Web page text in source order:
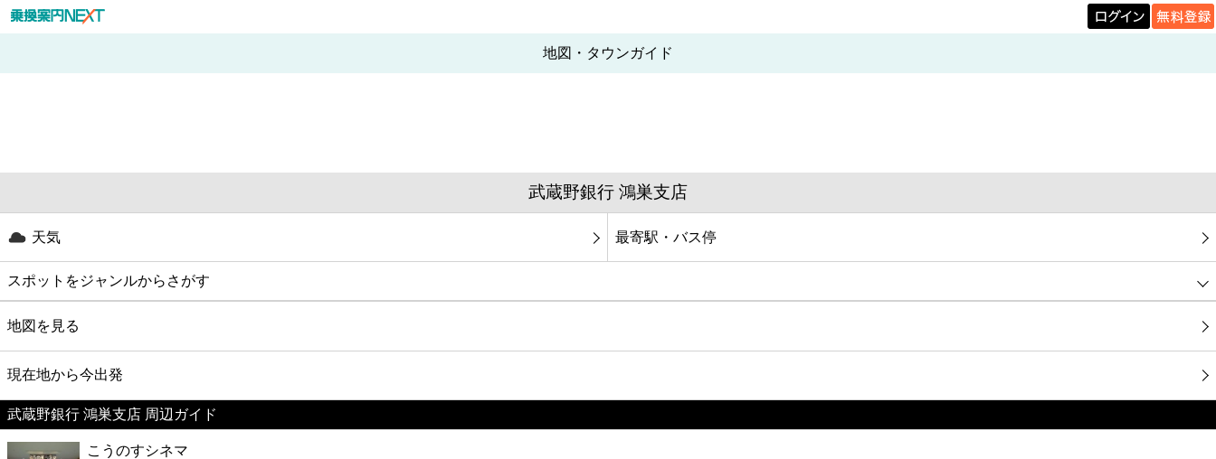
地図・タウンガイド
武蔵野銀行 鴻巣支店
天気 最寄駅・バス停
スポットをジャンルからさがす
グルメ
映画
美容
地図を見る
現在地から今出発
武蔵野銀行 鴻巣支店 周辺ガイド
こうのすシネマ